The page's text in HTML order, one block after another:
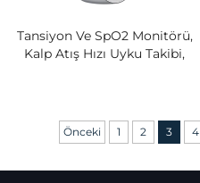
Tansiyon Ve SpO2 Monitörü,
Kalp Atış Hızı Uyku Takibi,
Önceki 1 2 3 4